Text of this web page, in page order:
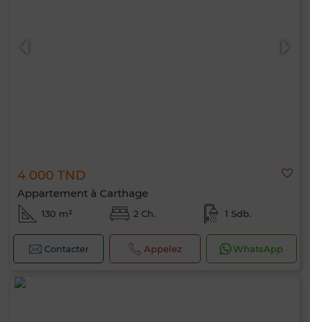
4 000 TND
Appartement à Carthage
130 m² 2 Ch. 1 Sdb.
Contacter Appelez WhatsApp